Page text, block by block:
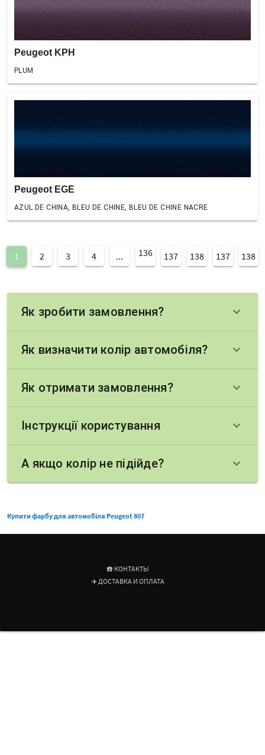
Peugeot KPH
PLUM
Peugeot EGE
AZUL DE CHINA, BLEU DE CHINE, BLEU DE CHINE NACRE
1 2 3 4 ... 136 137 138 137 138
Як зробити замовлення? keyboard_arrow_down
Як визначити колір автомобіля? keyboard_arrow_down
Як отримати замовлення? keyboard_arrow_down
Інструкції користування keyboard_arrow_down
А якщо колір не підійде? keyboard_arrow_down
Купити фарбу для автомобіля Peugeot 807
☎️ КОНТАКТЫ
✈️ ДОСТАВКА И ОПЛАТА